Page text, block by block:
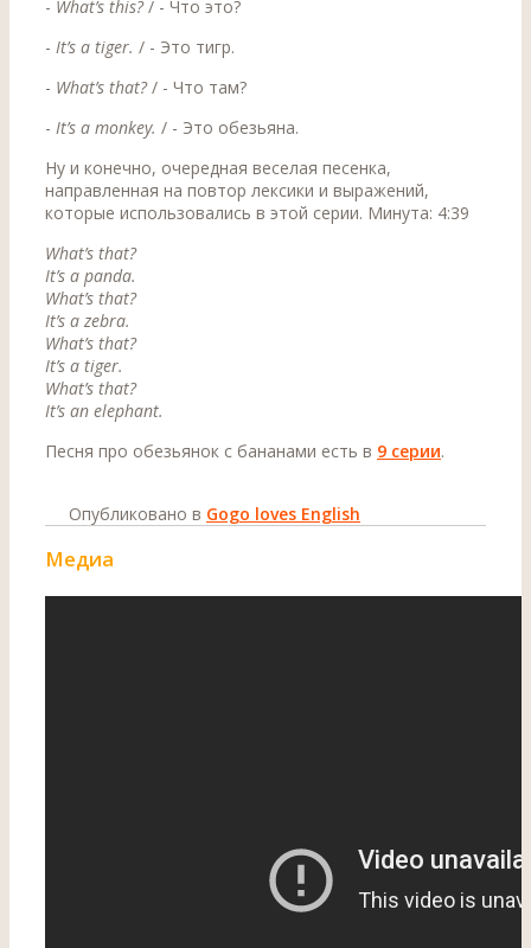
- What’s this?/ - Что это?
- It’s a tiger. / - Это тигр.
- What’s that?/ - Что там?
- It’s a monkey. / - Это обезьяна.
Ну и конечно, очередная веселая песенка,
направленная на повтор лексики и выражений,
которые использовались в этой серии. Минута: 4:39
What’s that?
It’s a panda.
What’s that?
It’s a zebra.
What’s that?
It’s a tiger.
What’s that?
It’s an elephant.
Песня про обезьянок с бананами есть в 9 серии.
Опубликовано в Gogo loves English
Медиа